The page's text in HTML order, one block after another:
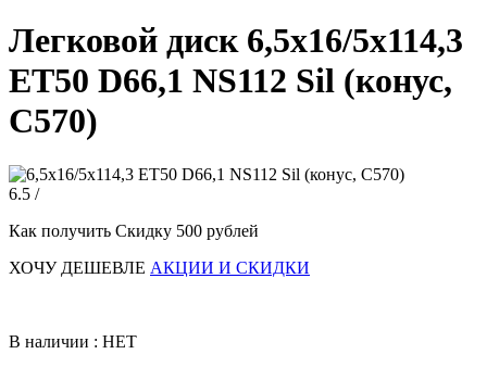
Легковой диск 6,5x16/5x114,3
ET50 D66,1 NS112 Sil (конус,
C570)
6.5 /
Как получить Скидку 500 рублей
ХОЧУ ДЕШЕВЛЕ АКЦИИ И СКИДКИ
В наличии : НЕТ